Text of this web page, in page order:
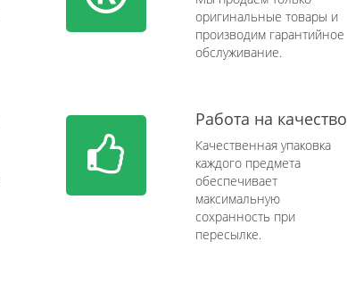
оригинальные товары и
производим гарантийное
обслуживание.
Работа на качество
Качественная упаковка
каждого предмета
обеспечивает
максимальную
сохранность при
пересылке.